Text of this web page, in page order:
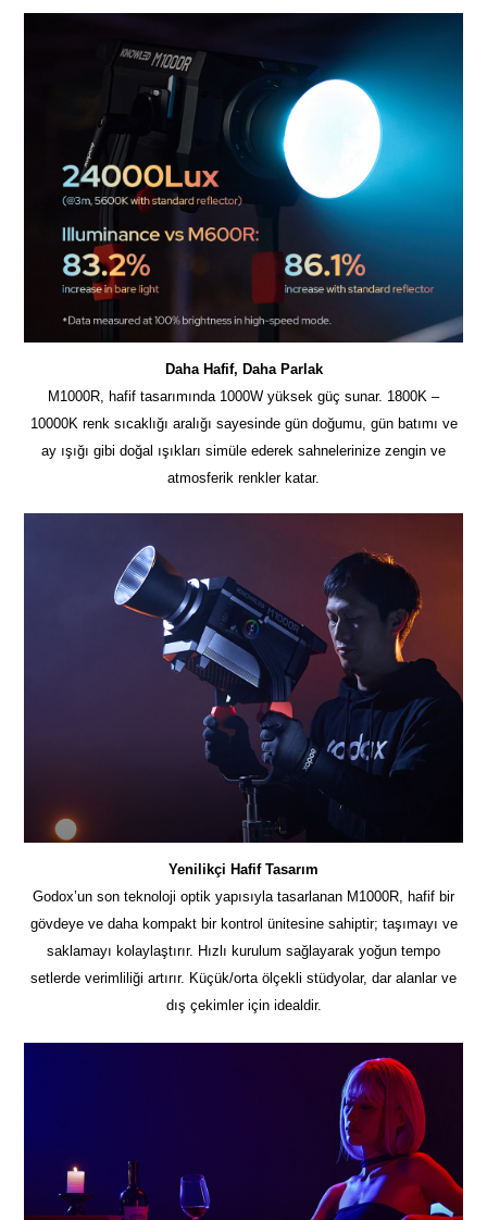
Daha Hafif, Daha Parlak
M1000R, hafif tasarımında 1000W yüksek güç sunar. 1800K –
10000K renk sıcaklığı aralığı sayesinde gün doğumu, gün batımı ve
ay ışığı gibi doğal ışıkları simüle ederek sahnelerinize zengin ve
atmosferik renkler katar.
Yenilikçi Hafif Tasarım
Godox’un son teknoloji optik yapısıyla tasarlanan M1000R, hafif bir
gövdeye ve daha kompakt bir kontrol ünitesine sahiptir; taşımayı ve
saklamayı kolaylaştırır. Hızlı kurulum sağlayarak yoğun tempo
setlerde verimliliği artırır. Küçük/orta ölçekli stüdyolar, dar alanlar ve
dış çekimler için idealdir.